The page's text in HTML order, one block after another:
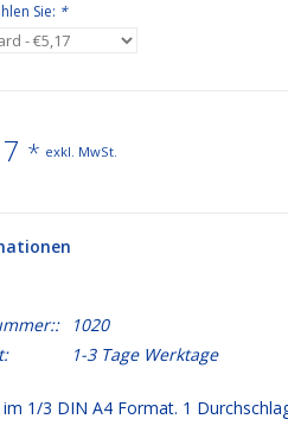
Sie: *
* exkl. MwSt.
1020
1-3 Tage Werktage
1/3 DIN A4 Format. 1